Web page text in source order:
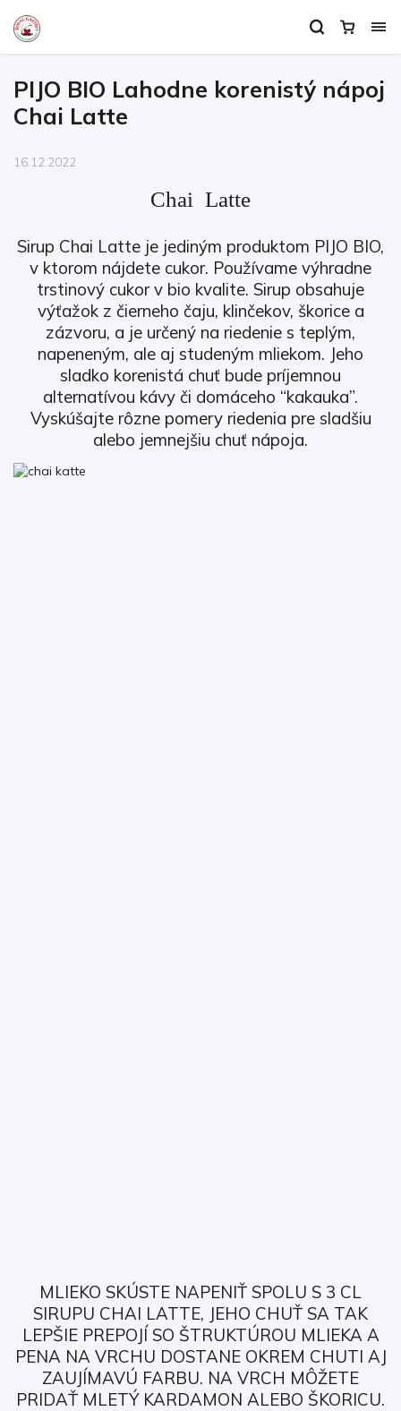
PIJO BIO Lahodne korenistý nápoj
Chai Latte
16.12.2022
Chai Latte
Sirup Chai Latte je jediným produktom PIJO BIO,
v ktorom nájdete cukor. Používame výhradne
trstinový cukor v bio kvalite. Sirup obsahuje
výťažok z čierneho čaju, klinčekov, škorice a
zázvoru, a je určený na riedenie s teplým,
napeneným, ale aj studeným mliekom. Jeho
sladko korenistá chuť bude príjemnou
alternatívou kávy či domáceho “kakauka”.
Vyskúšajte rôzne pomery riedenia pre sladšiu
alebo jemnejšiu chuť nápoja.
MLIEKO SKÚSTE NAPENIŤ SPOLU S 3 CL
SIRUPU CHAI LATTE, JEHO CHUŤ SA TAK
LEPŠIE PREPOJÍ SO ŠTRUKTÚROU MLIEKA A
PENA NA VRCHU DOSTANE OKREM CHUTI AJ
ZAUJÍMAVÚ FARBU. NA VRCH MÔŽETE
PRIDAŤ MLETÝ KARDAMON ALEBO ŠKORICU.